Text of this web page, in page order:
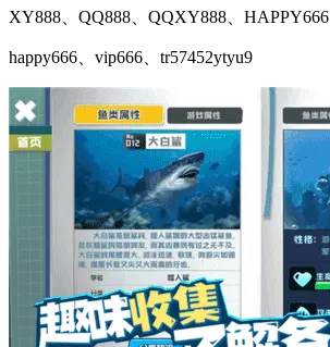
XY888、QQ888、QQXY888、HAPPY666
happy666、vip666、tr57452ytyu9